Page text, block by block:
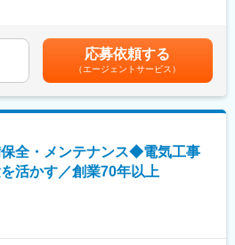
社の起源となります。当初は「紙のまち川
紙用薬品を販売しており、やがて産地製造
え地域になくてはならない企業を目指し、
換を図ってまいりました。現在は「豊か
も大きな存在感を誇っております。
る業務
工場設備のメンテナンス・保守・設備管理
・修繕対応
立ち会い
業務】
仕様検討
じて上下する可能性があります。月給(月額)
です。
応募依頼する
（エージェントサービス）
保全・メンテナンス◆電気工事
活かす／創業70年以上